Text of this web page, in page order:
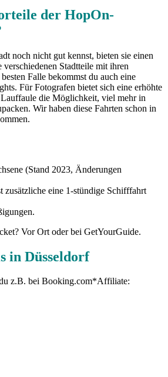
der HopOn-
noch nicht gut kennst, bieten sie einen
Stadtteile mit ihren
Falle bekommst du auch eine
Für Fotografen bietet sich eine erhöhte
die Möglichkeit, viel mehr in
Wir haben diese Fahrten schon in
(Stand 2023, Änderungen
zusätzliche eine 1-stündige Schifffahrt
Vor Ort oder bei GetYourGuide.
in Düsseldorf
z.B. bei Booking.com*Affiliate: